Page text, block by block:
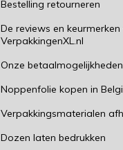
Bestelling retourneren
De reviews en keurmerken
VerpakkingenXL.nl
Onze betaalmogelijkheden
Noppenfolie kopen in
Verpakkingsmaterialen
Dozen laten bedrukken